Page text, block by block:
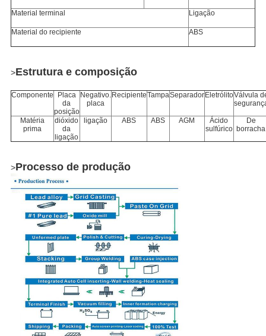
Deixe um recado
Ligaremos para você em breve!
Material terminal Ligação
Material do recipiente ABS
>Estrutura e composição
Componente
Placa
da
posição
Negativo.
placa
RecipienteTampaSeparador EletrólitoVálvula
Matéria
prima
dióxido
da
ligação
ligação ABS ABS AGM
Ácido
sulfúrico
De
borracha
>Processo de produção